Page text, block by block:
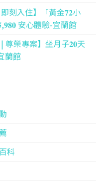
即刻入住】「黃金𝟕𝟐小
安心體驗-宜蘭館
| 尊榮專案】坐月子𝟐𝟎天
蘭館
科